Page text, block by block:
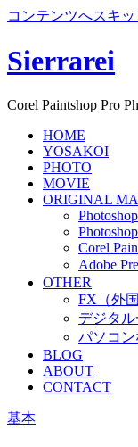
コンテンツへスキッ
Sierrarei
Corel Paintshop Pro
HOME
YOSAKOI
PHOTO
MOVIE
ORIGINAL
Corel
Adobe
OTHER
FX（外
デジタ
パソコ
BLOG
ABOUT
CONTACT
基本